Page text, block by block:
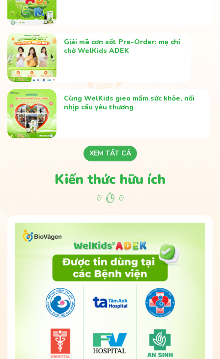
Giải mã cơn sốt Pre-Order: mẹ chỉ
chờ WelKids ADEK
Cùng WelKids gieo mầm sức khỏe, nối
nhịp cầu yêu thương
XEM TẤT CẢ
Kiến thức hữu ích